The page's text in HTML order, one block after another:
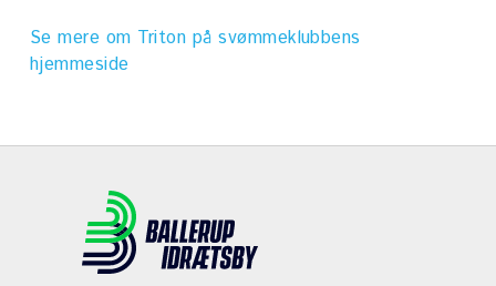
Se mere om Triton på svømmeklubbens
hjemmeside
Find vej